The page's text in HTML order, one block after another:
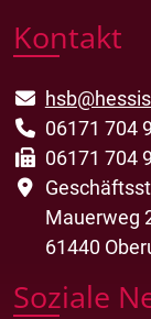
Kontakt
06171 704
06171 704
Mauerweg
61440
Soziale